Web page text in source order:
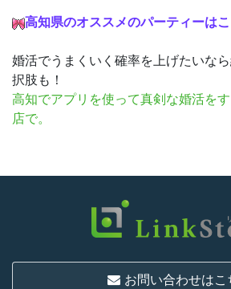
高知県のオススメのパーティーは
婚活でうまくいく確率を上げたいな
択肢も！
高知でアプリを使って真剣な婚活を
店で。
お問い合わせはこ